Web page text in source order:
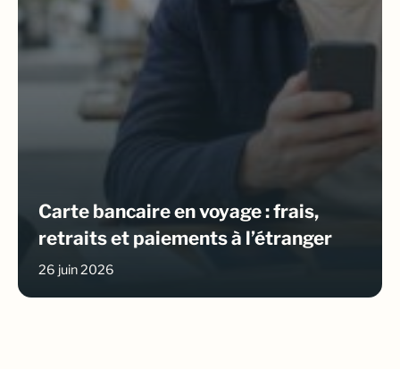
Carte bancaire en voyage : frais,
retraits et paiements à l’étranger
26 juin 2026